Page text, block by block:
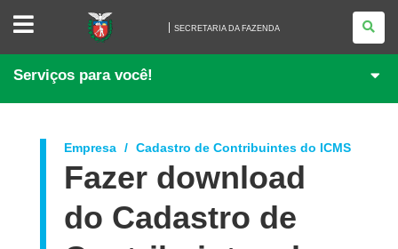
SECRETARIA
FAZENDA
SECRETARIA DA FAZENDA
Serviços para você!
Empresa Cadastro de Contribuintes do ICMS
Fazer download
do Cadastro de